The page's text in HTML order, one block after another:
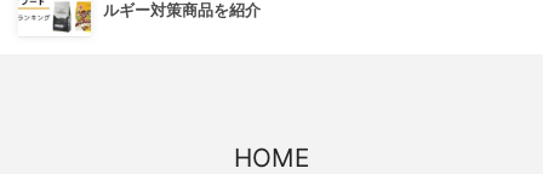
ルギー対策商品を紹介
HOME